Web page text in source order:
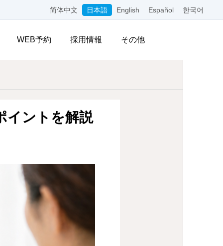
简体中文 日本語 English Español 한국어
WEB予約 採用情報 その他
イントを解説